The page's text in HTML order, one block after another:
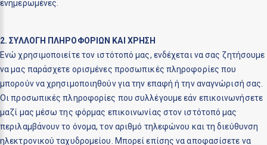
ενημερωμένες.
2. ΣΥΛΛΟΓΗ ΠΛΗΡΟΦΟΡΙΩΝ ΚΑΙ ΧΡΗΣΗ
Ενώ χρησιμοποιείτε τον ιστότοπό μας, ενδέχεται να σας ζητήσουμε
να μας παράσχετε ορισμένες προσωπικές πληροφορίες που
μπορούν να χρησιμοποιηθούν για την επαφή ή την αναγνώρισή σας.
Οι προσωπικές πληροφορίες που συλλέγουμε εάν επικοινωνήσετε
μαζί μας μέσω της φόρμας επικοινωνίας στον ιστότοπό μας
περιλαμβάνουν το όνομα, τον αριθμό τηλεφώνου και τη διεύθυνση
ηλεκτρονικού ταχυδρομείου. Μπορεί επίσης να αποφασίσετε να